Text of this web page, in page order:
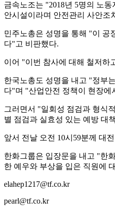
금속노조는 "2018년 5명의 노
안시설이라며 안전관리 사안조
민주노총은 성명을 통해 "이 공
다"고 비판했다.
이어 "이번 참사에 대해 철저하
한국노총도 성명을 내고 "정부
다"며 "산업안전 정책이 현장에
그러면서 "일회성 점검과 형식
별 점검과 실효성 있는 예방 대
앞서 전날 오전 10시59분께 대
한화그룹은 입장문을 내고 "한
한 예우와 부상을 입은 직원에
elahep1217@tf.co.kr
pearl@tf.co.kr